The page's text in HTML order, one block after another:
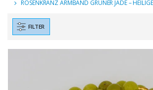
ROSENKRANZ ARMBAND GRÜNER JADE –
FILTER